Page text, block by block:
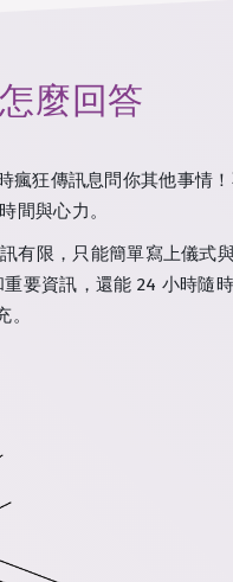
麼回答
瘋狂傳訊息問你其他事情！
間與心力。
有限，只能簡單寫上儀式
要資訊，還能 24 小時隨